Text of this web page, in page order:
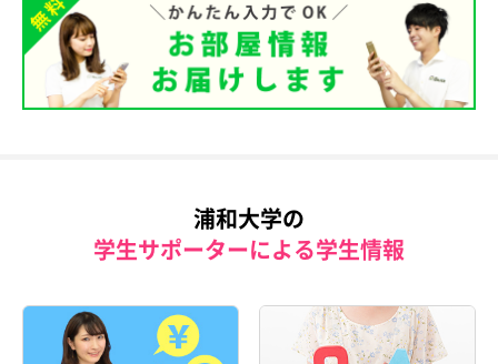
浦和大学の
学生サポーターによる学生情報